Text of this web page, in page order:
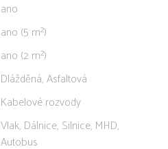
ano
ano (5 m²)
ano (2 m²)
Dlážděná, Asfaltová
Kabelové rozvody
Vlak, Dálnice, Silnice, MHD,
Autobus